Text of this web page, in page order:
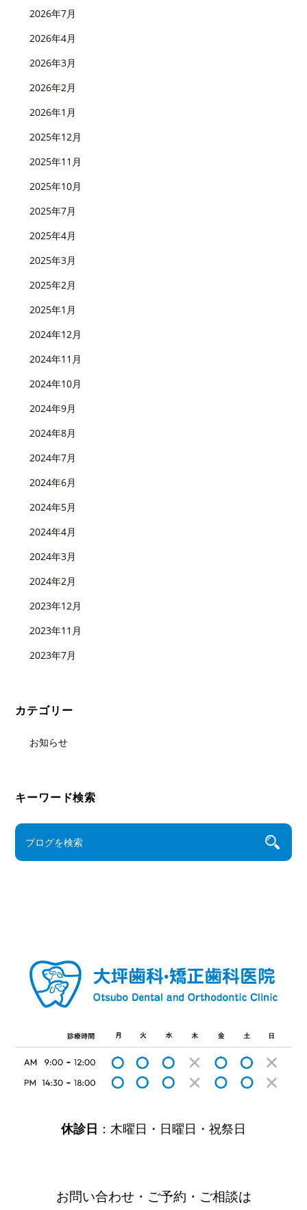
2026年7月
2026年4月
2026年3月
2026年2月
2026年1月
2025年12月
2025年11月
2025年10月
2025年7月
2025年4月
2025年3月
2025年2月
2025年1月
2024年12月
2024年11月
2024年10月
2024年9月
2024年8月
2024年7月
2024年6月
2024年5月
2024年4月
2024年3月
2024年2月
2023年12月
2023年11月
2023年7月
カテゴリー
お知らせ
キーワード検索
休診日 ：木曜日・日曜日・祝祭日
お問い合わせ・ご予約・ご相談は